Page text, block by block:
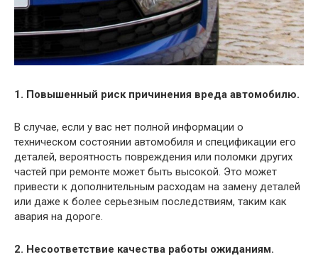
1. Повышенный риск причинения вреда автомобилю.
В случае, если у вас нет полной информации о
техническом состоянии автомобиля и спецификации его
деталей, вероятность повреждения или поломки других
частей при ремонте может быть высокой. Это может
привести к дополнительным расходам на замену деталей
или даже к более серьезным последствиям, таким как
авария на дороге.
2. Несоответствие качества работы ожиданиям.